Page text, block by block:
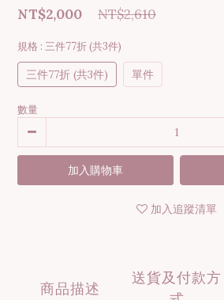
NT$2,610
NT$2,000
規格 : 三件77折 (共3件)
三件77折 (共3件) 單件
數量
加入購物車
加入追蹤清單
商品描述
送貨及付款方